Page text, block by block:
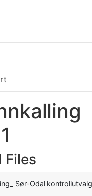
Files
Sør-Odal kontrollutvalg